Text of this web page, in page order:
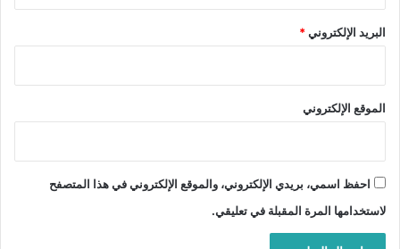
البريد الإلكتروني*
الموقع الإلكتروني
احفظ اسمي، بريدي الإلكتروني، والموقع الإلكتروني في هذا المتصفح
لاستخدامها المرة المقبلة في تعليقي.